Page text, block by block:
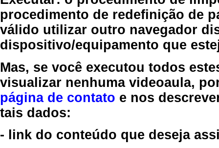
procedimento de redefinição de
válido utilizar outro navegador
dispositivo/equipamento que
Mas, se você executou todos
visualizar nenhuma videoaula,
página de contato e nos
tais dados:
- link do conteúdo que deseja